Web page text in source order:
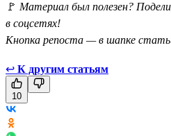
🚩 Материал был полезен?
в соцсетях!
Кнопка репоста — в шапке
↩ К другим статьям
10